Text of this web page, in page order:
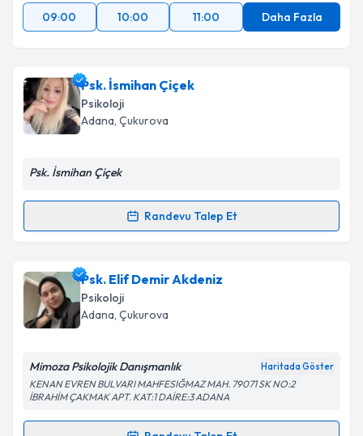
09:00
10:00 11:00 Daha Fazla
Psk. İsmihan Çiçek
Psikoloji
Adana, Çukurova
Psk. İsmihan Çiçek
Randevu Talep Et
Randevu Takvimi Talebi
Psk. İsmihan Çiçekiçin randevu takvimi talebi
oluşturun. Size bu uzmandan randevu almanız için bir
takvim hazırlandığında e-posta ile bilgilendireceğiz.
Kişisel verilerimin işlenmesine ilişkinAydınlatma
Psk. Elif Demir Akdeniz
Psikoloji
Adana, Çukurova
Mimoza Psikolojik Danışmanlık Haritada Göster
KENAN EVREN BULVARI MAHFESIĞMAZ MAH. 79071 SK NO:2
İBRAHİM ÇAKMAK APT. KAT:1 DAİRE:3 ADANA